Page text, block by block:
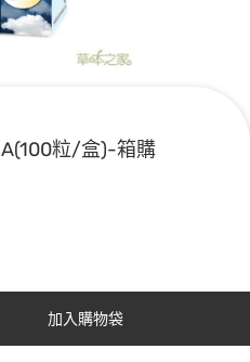
粒/盒)-箱購
加入購物袋